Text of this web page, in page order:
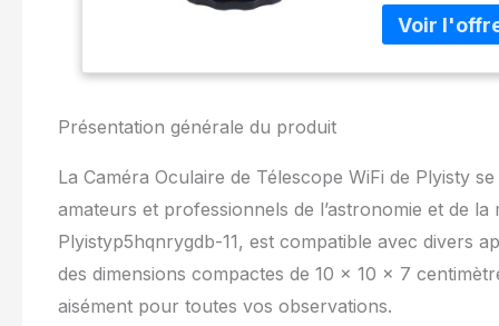
jusqu'à 4
seconde. La
faible
pour afficher et
simultanée sur
mémoire : la
de la carte
prise de vue
carte mémoire)
Présentation générale du produit
La Caméra Oculaire de Télescope WiFi de Plyisty
amateurs et professionnels de l’astronomie et de
Plyistyp5hqnrygdb-11, est compatible avec divers
des dimensions compactes de 10 x 10 x 7
aisément pour toutes vos observations.